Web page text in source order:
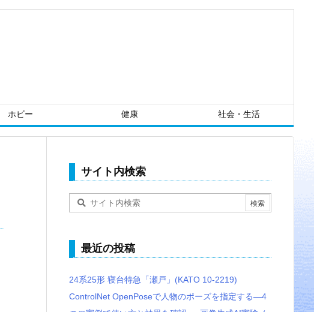
ホビー 健康 社会・生活
サイト内検索
最近の投稿
24系25形 寝台特急「瀬戸」(KATO 10-2219)
ControlNet OpenPoseで人物のポーズを指定する―4